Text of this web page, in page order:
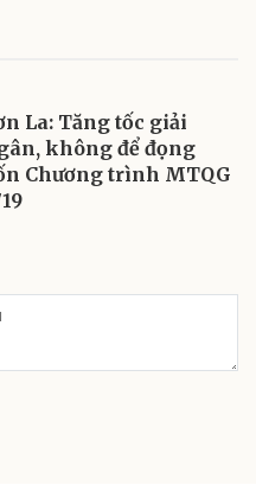
La: Tăng tốc giải
không để đọng
Chương trình MTQG